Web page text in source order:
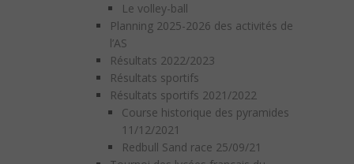
Le volley-ball
Planning 2025-2026 des activités de
l’AS
Résultats 2022/2023
Résultats sportifs
Résultats sportifs 2021/2022
Course historique des pyramides
11/12/2021
Redbull Sand race 25/09/21